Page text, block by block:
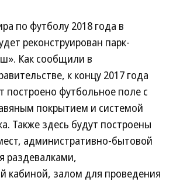
по футболу 2018 года в
реконструирован парк-
Как сообщили в
к концу 2017 года
построено футбольное поле с
покрытием и системой
Также здесь будут построены
административно-бытовой
раздевалками,
кабиной, залом для проведения